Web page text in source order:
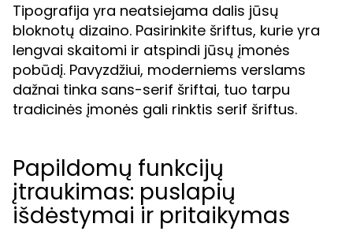
Tipografija yra neatsiejama dalis jūsų
bloknotų dizaino. Pasirinkite šriftus, kurie yra
lengvai skaitomi ir atspindi jūsų įmonės
pobūdį. Pavyzdžiui, moderniems verslams
dažnai tinka sans-serif šriftai, tuo tarpu
tradicinės įmonės gali rinktis serif šriftus.
Papildomų funkcijų
įtraukimas: puslapių
išdėstymai ir pritaikymas